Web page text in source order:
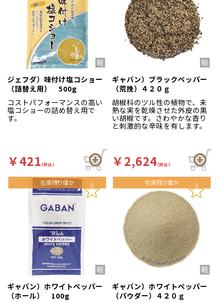
ジェフダ）味付け塩コショー
（詰替え用） 500g
コストパフォーマンスの高い
塩コショーの詰め替え用で
す。
￥421(税込)
ギャバン）ブラックペッパー
（荒挽）４２０ｇ
胡椒科のツル性の植物で、未
熟な実を乾燥させた外皮の黒
い胡椒です。さわやかな香り
と刺激的な辛味を有します。
￥2,624(税込)
ギャバン）ホワイトペッパー
（ホール） 100g
ギャバン）ホワイトペッパー
（パウダー）４２０ｇ